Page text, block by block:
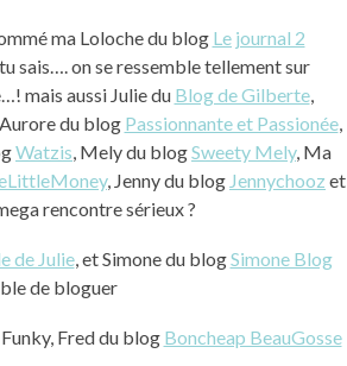
ma Loloche du blog Le journal 2
sais…. on se ressemble tellement sur
mais aussi Julie du Blog de Gilberte,
du blog Passionnante et Passionée,
Watzis, Mely du blogSweety Mely, Ma
, Jenny du blog Jennychooz et
rencontre sérieux ?
de Julie, et Simone du blogSimone Blog
de bloguer
Fred du blog Boncheap BeauGosse